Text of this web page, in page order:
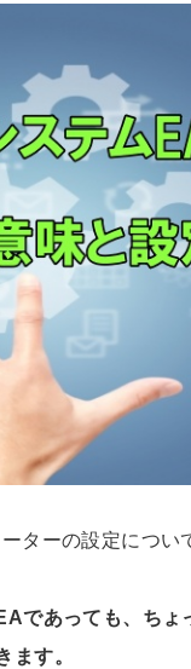
ターの設定につい
であっても、ち
ます。